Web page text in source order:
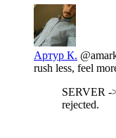
Артур К.
rush less, feel
SERVER -
rejected.